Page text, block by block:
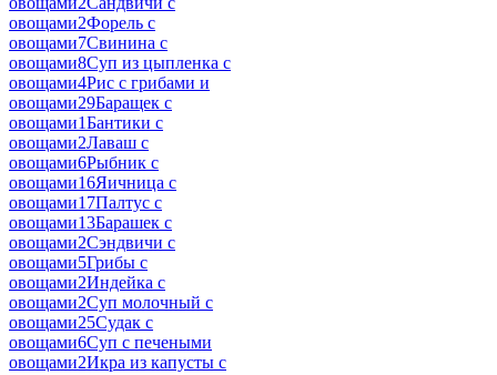
овощами2Форель с
овощами7Свинина с
овощами8Суп из цыпленка с
овощами4Рис с грибами и
овощами29Баращек с
овощами1Бантики с
овощами2Лаваш с
овощами6Рыбник с
овощами16Яичница с
овощами17Палтус с
овощами13Барашек с
овощами2Сэндвичи с
овощами5Грибы с
овощами2Индейка с
овощами2Суп молочный с
овощами25Судак с
овощами6Суп с печеными
овощами2Икра из капусты с